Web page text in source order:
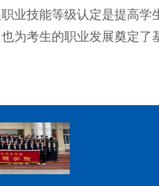
业技能等级认定是提高学
为考生的职业发展奠定了